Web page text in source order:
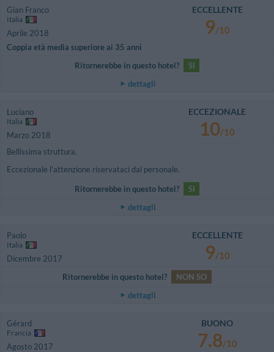
Gian Franco
Italia
Aprile 2018
Coppia età media superiore ai 35 anni
ECCELLENTE
9/10
Ritornerebbe in questo hotel?
SI
dettagli
Luciano
Italia
Marzo 2018
ECCEZIONALE
10/10
Bellissima struttura.
Eccezionale l'attenzione riservataci dal personale.
Ritornerebbe in questo hotel?
SI
dettagli
Paolo
Italia
Dicembre 2017
ECCELLENTE
9/10
Ritornerebbe in questo hotel?
NON SO
dettagli
Gérard
Francia
Agosto 2017
BUONO
7.8/10